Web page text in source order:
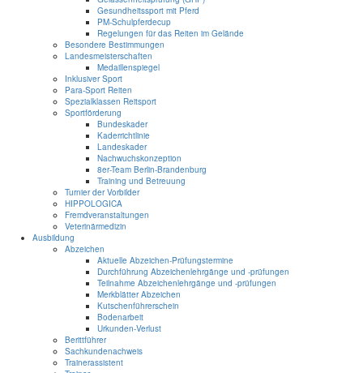
Gesundheitssport mit Pferd
PM-Schulpferdecup
Regelungen für das Reiten im Gelände
Besondere Bestimmungen
Landesmeisterschaften
Medaillenspiegel
Inklusiver Sport
Para-Sport Reiten
Spezialklassen Reitsport
Sportförderung
Bundeskader
Kaderrichtlinie
Landeskader
Nachwuchskonzeption
8er-Team Berlin-Brandenburg
Training und Betreuung
Turnier der Vorbilder
HIPPOLOGICA
Fremdveranstaltungen
Veterinärmedizin
Ausbildung
Abzeichen
Aktuelle Abzeichen-Prüfungstermine
Durchführung Abzeichenlehrgänge und -prüfungen
Teilnahme Abzeichenlehrgänge und -prüfungen
Merkblätter Abzeichen
Kutschenführerschein
Bodenarbeit
Urkunden-Verlust
Berittführer
Sachkundenachweis
Trainerassistent